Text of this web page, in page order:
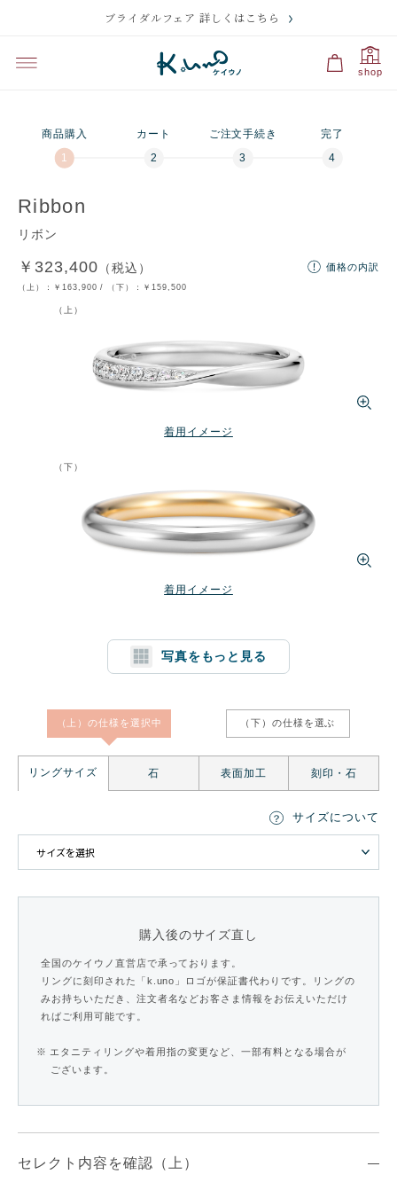
ブライダルフェア 詳しくはこちら
shop
商品購入 カート ご注文手続き 完了
Ribbon
リボン
￥323,400 （税込）
（上）： ￥163,900 / （下）： ￥159,500
価格の内訳
（上）
着用イメージ
（下）
着用イメージ
写真をもっと見る
（上）の仕様を選択中 （下）の仕様を選ぶ
リングサイズ 石 表面加工 刻印・石
ク）
サイズについて
購入後のサイズ直し
全国のケイウノ直営店で承っております。
リングに刻印された「k.uno」ロゴが保証書代わりです。リングの
みお持ちいただき、注文者名などお客さま情報をお伝えいただけ
ればご利用可能です。
※ エタニティリングや着用指の変更など、一部有料となる場合が
ございます。
刻印の入力に関する注意点 残り
1文字消す リセット
セレクト内容を確認（上）